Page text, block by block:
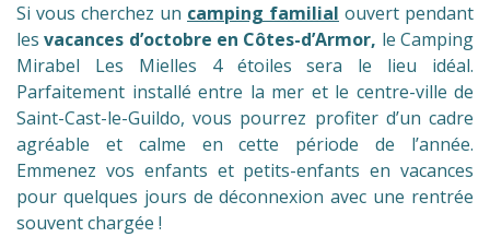
Si vous cherchez un camping familial ouvert pendant
les vacances d’octobre en Côtes-d’Armor, le Camping
Mirabel Les Mielles 4 étoiles sera le lieu idéal.
Parfaitement installé entre la mer et le centre-ville de
Saint-Cast-le-Guildo, vous pourrez profiter d’un cadre
agréable et calme en cette période de l’année.
Emmenez vos enfants et petits-enfants en vacances
pour quelques jours de déconnexion avec une rentrée
souvent chargée !